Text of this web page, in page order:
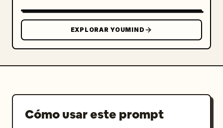
EXPLORAR YOUMIND
Cómo usar este prompt